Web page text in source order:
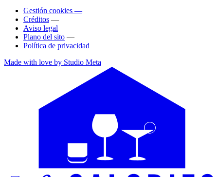
Gestión cookies —
Créditos —
Aviso legal —
Plano del sito —
Política de privacidad
Made with love by Studio Meta